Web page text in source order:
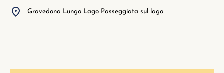
Gravedona Lungo Lago Passeggiata sul lago